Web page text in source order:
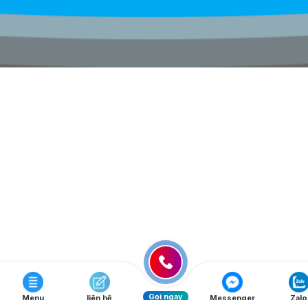
Menu liên hệ Gọi ngay Messenger Zalo